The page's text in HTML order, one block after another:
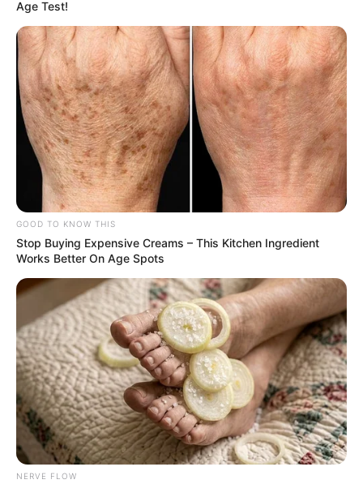
Age Test!
GOOD TO KNOW THIS
Stop Buying Expensive Creams – This Kitchen Ingredient
Works Better On Age Spots
NERVE FLOW